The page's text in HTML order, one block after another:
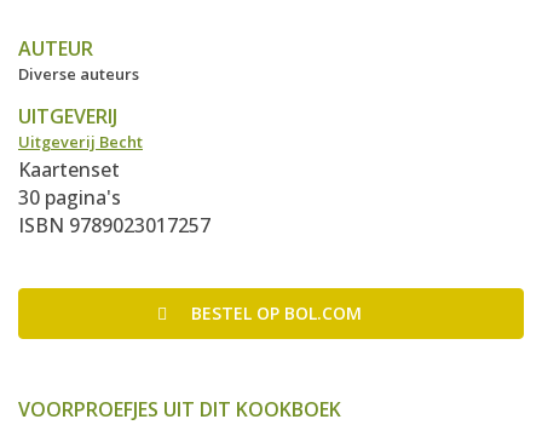
AUTEUR
Diverse auteurs
UITGEVERIJ
Uitgeverij Becht
Kaartenset
30 pagina's
ISBN 9789023017257
BESTEL OP BOL.COM
VOORPROEFJES UIT DIT KOOKBOEK